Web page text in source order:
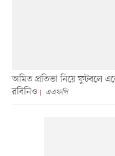
অমিত প্রতিভা নিয়ে ফুটবলে
রবিনিও
এএফপি